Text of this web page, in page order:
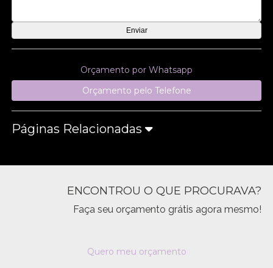
Orçamento por Whatsapp
Orçamento pelo Telefone
Páginas Relacionadas
ENCONTROU O QUE PROCURAVA?
Faça seu orçamento grátis agora mesmo!
Quero meu orçamento